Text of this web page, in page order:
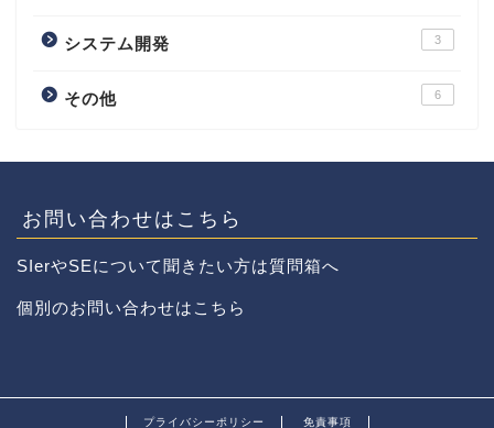
システム開発 3
その他 6
お問い合わせはこちら
SIerやSEについて聞きたい方は質問箱へ
個別のお問い合わせはこちら
プライバシーポリシー 免責事項